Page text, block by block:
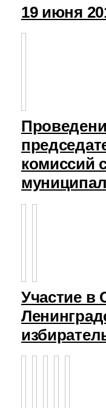
19 июня
комиссий
Участие в